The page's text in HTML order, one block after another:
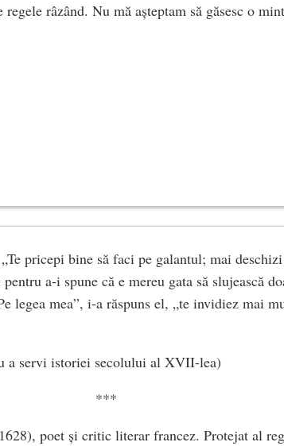
râzând. Nu mă așteptam să găsesc o
pricepi bine să faci pe galantul; mai
a-i spune că e mereu gata să slujească
legea mea”, i-a răspuns el, „te invidiez mai
a servi istoriei secolului al XVII-lea)
***
poet și critic literar francez. Protejat al